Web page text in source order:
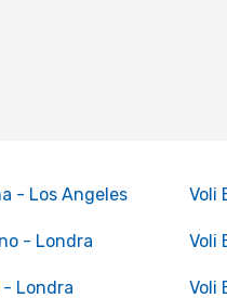
- Los Angeles Voli
- Londra Voli
Londra Voli